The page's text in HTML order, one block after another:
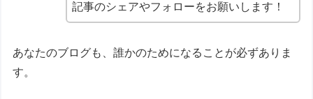
記事のシェアやフォローをお願いします！
あなたのブログも、誰かのためになることが必ずありま
す。